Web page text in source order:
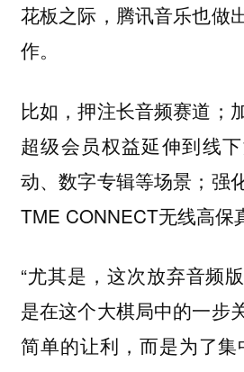
花板之际，腾讯音乐也做
作。
比如，押注长音频赛道；
超级会员权益延伸到线
动、数字专辑等场景；强
TME CONNECT无线高保
“尤其是，这次放弃音频
是在这个大棋局中的一步
简单的让利，而是为了集